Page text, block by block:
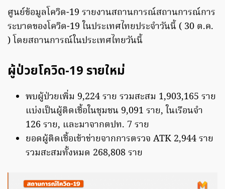
ศูนย์ข้อมูลโควิด-19 รายงานสถานการณ์สถานการณ์การ
ระบาดของโควิด-19 ในประเทศไทยประจำวันนี้ ( 30 ต.ค.
) โดยสถานการณ์ในประเทศไทยวันนี้
ผู้ป่วยโควิด-19 รายใหม่
พบผู้ป่วยเพิ่ม 9,224 ราย รวมสะสม 1,903,165 ราย
แบ่งเป็นผู้ติดเชื้อในชุมชน 9,091 ราย, ในเรือนจำ
126 ราย, และมาจากตปท. 7 ราย
ยอดผู้ติดเชื้อเข้าข่ายจากการตรวจ ATK 2,944 ราย
รวมสะสมทั้งหมด 268,808 ราย